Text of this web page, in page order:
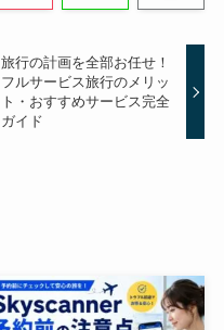
旅行の計画を全部お任せ！
フルサービス旅行のメリッ
ト・おすすめサービス完全
ガイド